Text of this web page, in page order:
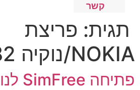
קשר
תגית: פריצת
NOKIA/נוקיה N82